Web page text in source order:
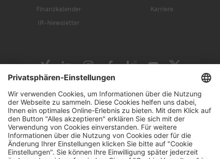
Finanzkalender
IR-Newsletter
Karriere